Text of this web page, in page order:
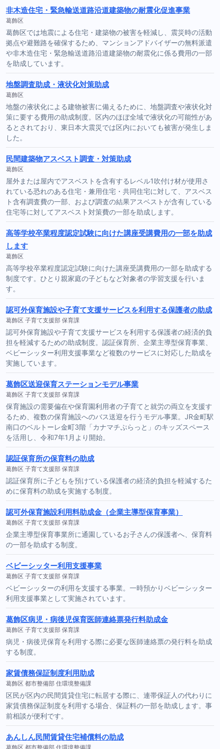
非木造住宅・緊急輸送道路沿道建築物の耐震化促進事業
葛飾区
葛飾区では地震による住宅・建築物の被害を軽減し、震災時の活動
拠点や避難路を確保するため、マンションアドバイザーの無料派遣
や非木造住宅・緊急輸送道路沿道建築物の耐震化に係る費用の一部
を助成しています。
地盤調査助成・液状化対策助成
葛飾区
地盤の液状化による建物被害に備えるために、地盤調査や液状化対
策に要する費用の助成制度。区内のほぼ全域で液状化の可能性があ
るとされており、東日本大震災では区内においても被害が発生しま
した。
民間建築物アスベスト調査・対策助成
葛飾区
屋外または屋内でアスベストを含有するレベル1吹付け材が使用さ
れている恐れのある住宅・兼用住宅・共同住宅に対して、アスベス
ト含有調査費の一部、および調査の結果アスベストが含有している
住宅等に対してアスベスト対策費の一部を助成します。
高等学校卒業程度認定試験に向けた講座受講費用の一部を助成
します
葛飾区
高等学校卒業程度認定試験に向けた講座受講費用の一部を助成する
制度です。ひとり親家庭の子どもなど対象者の学習支援を行いま
す。
認可外保育施設や子育て支援サービスを利用する保護者の助成
葛飾区 子育て支援部 保育課
認可外保育施設や子育て支援サービスを利用する保護者の経済的負
担を軽減するための助成制度。認証保育所、企業主導型保育事業、
ベビーシッター利用支援事業など複数のサービスに対応した助成を
実施しています。
葛飾区送迎保育ステーションモデル事業
葛飾区 子育て支援部 保育課
保育施設の需要偏在や保育園利用者の子育てと就労の両立を支援す
るため、複数の保育施設へのバス送迎を行うモデル事業。JR金町駅
南口のベルトーレ金町3階「カナマチぷらっと」のキッズスペース
を活用し、令和7年1月より開始。
認証保育所の保育料の助成
葛飾区 子育て支援部 保育課
認証保育所に子どもを預けている保護者の経済的負担を軽減するた
めに保育料の助成を実施する制度。
認可外保育施設利用料助成金（企業主導型保育事業）
葛飾区 子育て支援部 保育課
企業主導型保育事業所に通園しているお子さんの保護者へ、保育料
の一部を助成する制度。
ベビーシッター利用支援事業
葛飾区 子育て支援部 保育課
ベビーシッターの利用を支援する事業。一時預かりベビーシッター
利用支援事業として実施されています。
葛飾区病児・病後児保育医師連絡票発行料助成金
葛飾区 子育て支援部 保育課
病児・病後児保育を利用する際に必要な医師連絡票の発行料を助成
する制度。
家賃債務保証制度利用助成
葛飾区 都市整備部 住環境整備課
区民が区内の民間賃貸住宅に転居する際に、連帯保証人の代わりに
家賃債務保証制度を利用する場合、保証料の一部を助成します。事
前相談が便利です。
あんしん民間賃貸住宅補償料の助成
葛飾区 都市整備部 住環境整備課